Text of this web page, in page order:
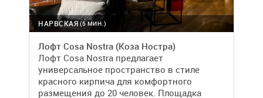
(5 МИН.)
НАРВСКАЯ
Лофт Cosa Nostra (Коза Ностра)
Лофт Cosa Nostra предлагает
универсальное пространство в стиле
красного кирпича для комфортного
размещения до 20 человек. Площадка